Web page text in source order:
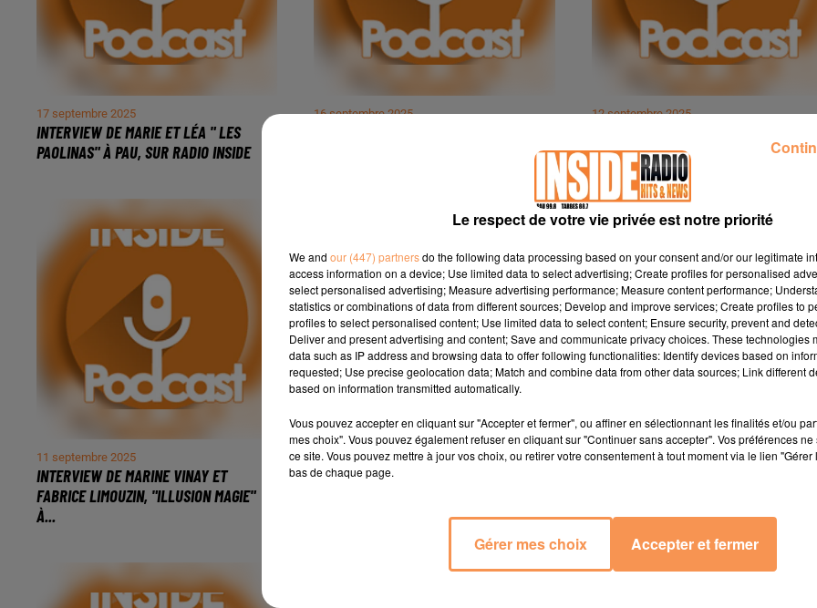
17 septembre 2025
INTERVIEW DE MARIE ET LÉA " LES
PAOLINAS" À PAU, SUR RADIO INSIDE
16 septembre 2025
CAROLINE SAINT GERMAIN" À PAU, SUR...
12 septembre 2025
LOUNGE" À PAU, SUR RADIO INSIDE
11 septembre 2025
INTERVIEW DE MARINE VINAY ET
FABRICE LIMOUZIN, "ILLUSION MAGIE"
À...
3 septembre 2025
INTERVIEW DE MYLÈNE "PAPOMPETTE" À
2 septembre 2025
Le respect de votre vie privée est notre priorité
We and our (447) partnersdo the following data processing based on your consent and/or our legitimate
access information on a device; Use limited data to select advertising; Create profiles for personalised
select personalised advertising; Measure advertising performance; Measure content performance;
statistics or combinations of data from different sources; Develop and improve services; Create profiles to
profiles to select personalised content; Use limited data to select content; Ensure security, prevent and
Deliver and present advertising and content; Save and communicate privacy choices. These technologies
data such as IP address and browsing data to offer following functionalities: Identify devices based on
requested; Use precise geolocation data; Match and combine data from other data sources; Link different
based on information transmitted automatically.
Vous pouvez accepter en cliquant sur "Accepter et fermer", ou affiner en sélectionnant les finalités et/ou
mes choix". Vous pouvez également refuser en cliquant sur "Continuer sans accepter". Vos préférences
ce site. Vous pouvez mettre à jour vos choix, ou retirer votre consentement à tout moment via le lien
bas de chaque page.
Gérer mes choix Accepter et fermer